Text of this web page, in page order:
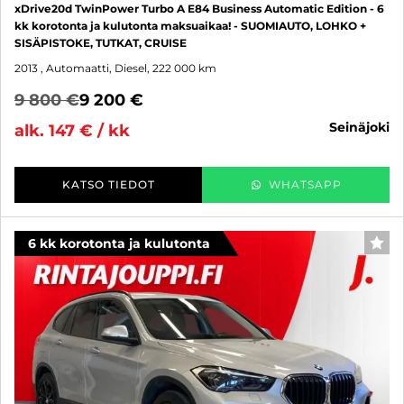
xDrive20d TwinPower Turbo A E84 Business Automatic Edition - 6
kk korotonta ja kulutonta maksuaikaa! - SUOMIAUTO, LOHKO +
SISÄPISTOKE, TUTKAT, CRUISE
2013 , Automaatti, Diesel, 222 000 km
9 800 €9 200 €
alk. 147 € / kk
seinäjoki
KATSO TIEDOT WHATSAPP
6 kk korotonta ja kulutonta